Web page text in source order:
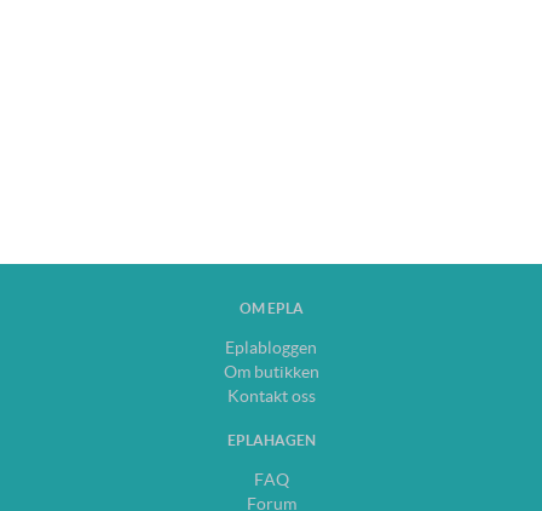
OM EPLA
Eplabloggen
Om butikken
Kontakt oss
EPLAHAGEN
FAQ
Forum